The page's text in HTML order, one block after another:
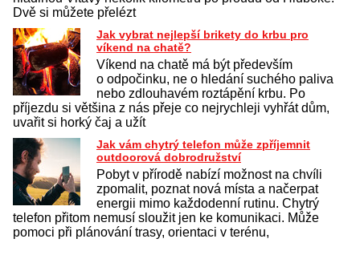
Dvě si můžete přelézt
Jak vybrat nejlepší brikety do krbu pro
víkend na chatě?
Víkend na chatě má být především
o odpočinku, ne o hledání suchého paliva
nebo zdlouhavém roztápění krbu. Po
příjezdu si většina z nás přeje co nejrychleji vyhřát dům,
uvařit si horký čaj a užít
Jak vám chytrý telefon může zpříjemnit
outdoorová dobrodružství
Pobyt v přírodě nabízí možnost na chvíli
zpomalit, poznat nová místa a načerpat
energii mimo každodenní rutinu. Chytrý
telefon přitom nemusí sloužit jen ke komunikaci. Může
pomoci při plánování trasy, orientaci v terénu,